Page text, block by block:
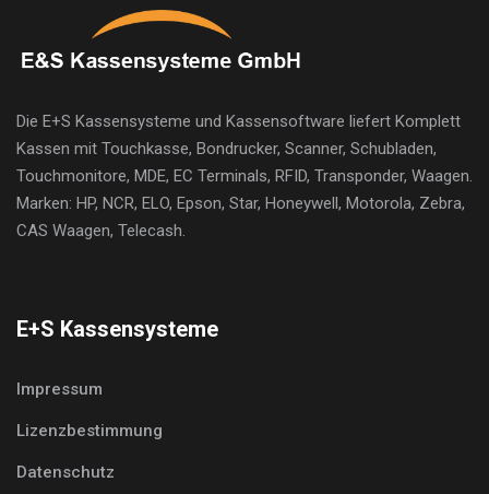
Die E+S Kassensysteme und Kassensoftware liefert Komplett
Kassen mit Touchkasse, Bondrucker, Scanner, Schubladen,
Touchmonitore, MDE, EC Terminals, RFID, Transponder, Waagen.
Marken: HP, NCR, ELO, Epson, Star, Honeywell, Motorola, Zebra,
CAS Waagen, Telecash.
E+S Kassensysteme
Impressum
Lizenzbestimmung
Datenschutz